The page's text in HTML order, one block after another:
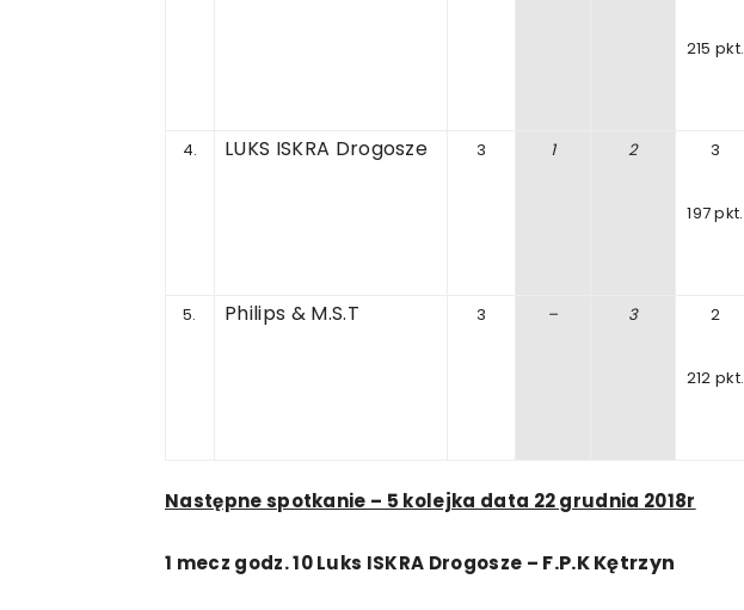
215 pkt.
4. LUKS ISKRA Drogosze 3 1 2 3
197 pkt.
5. Philips & M.S.T 3 – 3 2
212 pkt.
Następne spotkanie – 5 kolejka data 22 grudnia 2018r
1 mecz godz.10Luks ISKRA Drogosze – F.P.K Kętrzyn